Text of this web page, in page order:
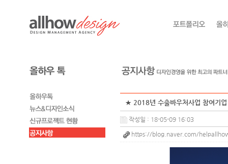
★ 2018년 수출바우처사업 참여기
작성일 : 18-05-09 16:03
https://blog.naver.com/